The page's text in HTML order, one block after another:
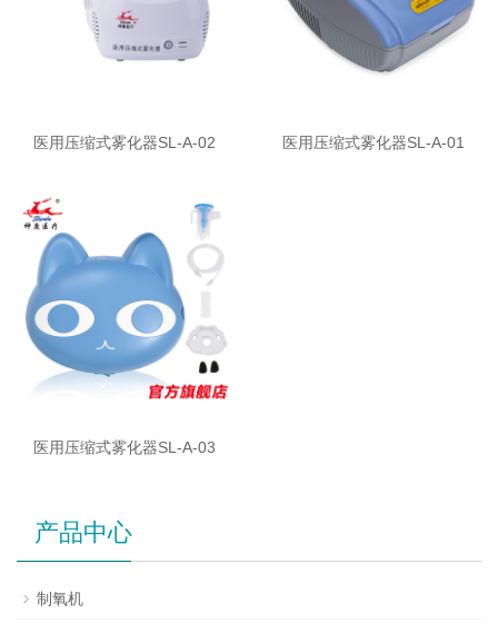
医用压缩式雾化器SL-A-02 医用压缩式雾化器SL-A-01
医用压缩式雾化器SL-A-03
产品中心
制氧机